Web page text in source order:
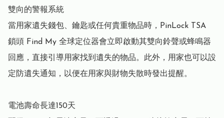
雙向的警報系統
當用家遺失錢包、鑰匙或任何貴重物品時，PinLock TSA
鎖頭 Find My 全球定位器會立即啟動其雙向鈴聲或蜂鳴器
回應，直接引導用家找到遺失的物品。此外，用家也可以設
定防遺失通知，以便在用家與財物失散時發出提醒。
電池壽命長達150天